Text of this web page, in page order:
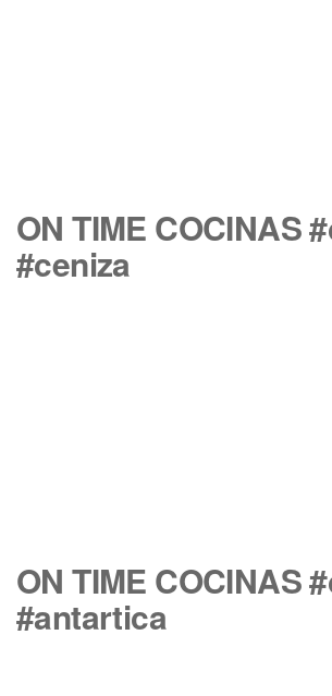
ON TIME COCINAS
#ceniza
ON TIME COCINAS
#antartica